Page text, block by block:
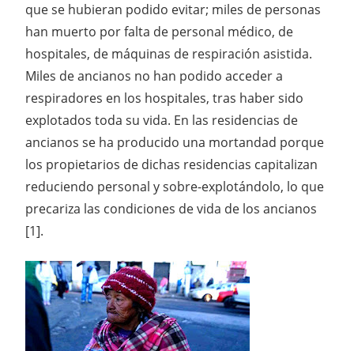
que se hubieran podido evitar; miles de personas
han muerto por falta de personal médico, de
hospitales, de máquinas de respiración asistida.
Miles de ancianos no han podido acceder a
respiradores en los hospitales, tras haber sido
explotados toda su vida. En las residencias de
ancianos se ha producido una mortandad porque
los propietarios de dichas residencias capitalizan
reduciendo personal y sobre-explotándolo, lo que
precariza las condiciones de vida de los ancianos
[1].